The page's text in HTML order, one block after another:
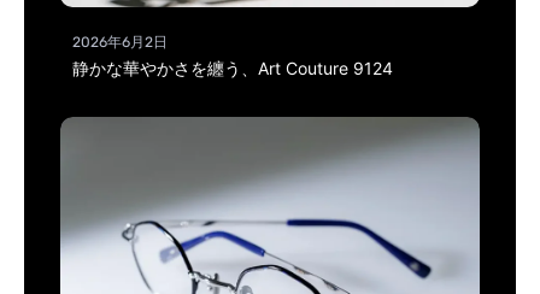
2026年6月2日
静かな華やかさを纏う、Art Couture 9124